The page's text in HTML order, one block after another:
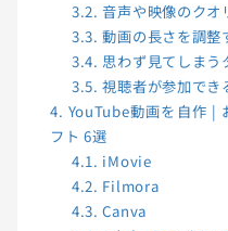
3.2. 音声や映像のクオ
3.3. 動画の長さを調整
3.4. 思わず見てしまう
3.5. 視聴者が参加でき
4. YouTube動画を自作 |
フト 6選
4.1. iMovie
4.2. Filmora
4.3. Canva